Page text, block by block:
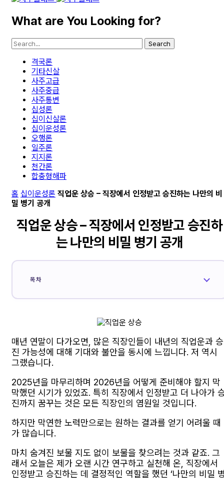
What are You Looking for?
Search
격국론
기타신살
사주고급
사주중급
사주통변
십성론
십이신살론
십이운성론
오행론
일주론
지지론
천간론
합충형해파
홈 십이운성론 직업운 상승 – 직장에서 인정받고 승진하는 나만의 비
밀 병기 공개
직업운 상승 – 직장에서 인정받고 승진하
는 나만의 비밀 병기 공개
목차
매년 연말이 다가오면, 많은 직장인들이 내년의 직업운과 승
진 가능성에 대해 기대와 불안을 동시에 느낍니다. 저 역시
그랬습니다.
2025년을 마무리하며 2026년을 어떻게 준비해야 할지 막
막했던 시기가 있었죠. 특히 직장에서 인정받고 더 나아가
진까지 꿈꾸는 것은 모든 직장인의 염원일 것입니다.
하지만 막연한 노력만으로는 원하는 결과를 얻기 어려울 때
가 많습니다.
마치 숨겨진 보물 지도 없이 보물을 찾으려는 것과 같죠. 그
래서 오늘은 제가 오랜 시간 연구하고 실천해 온, 직장에서
인정받고 승진하는 데 결정적인 역할을 했던 ‘나만의 비밀